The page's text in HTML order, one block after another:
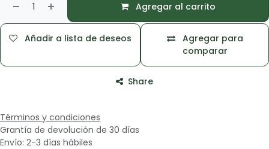
Agregar al carrito
Agregar para
comparar
Añadir a lista de deseos
Share
Términos y condiciones
Grantía de devolución de 30 días
Envío: 2-3 días hábiles